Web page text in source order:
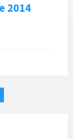
2014